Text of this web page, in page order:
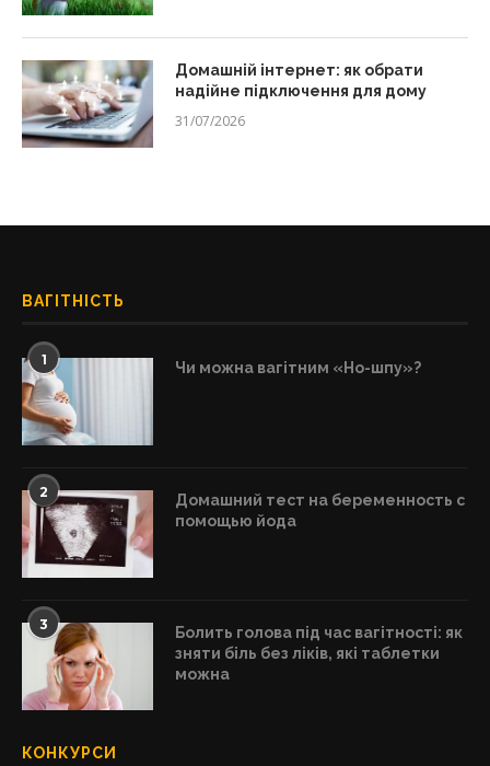
Домашній інтернет: як обрати
надійне підключення для дому
31/07/2026
ВАГІТНІСТЬ
1 Чи можна вагітним «Но-шпу»?
2
Домашний тест на беременность с
помощью йода
3
Болить голова під час вагітності: як
зняти біль без ліків, які таблетки
можна
КОНКУРСИ